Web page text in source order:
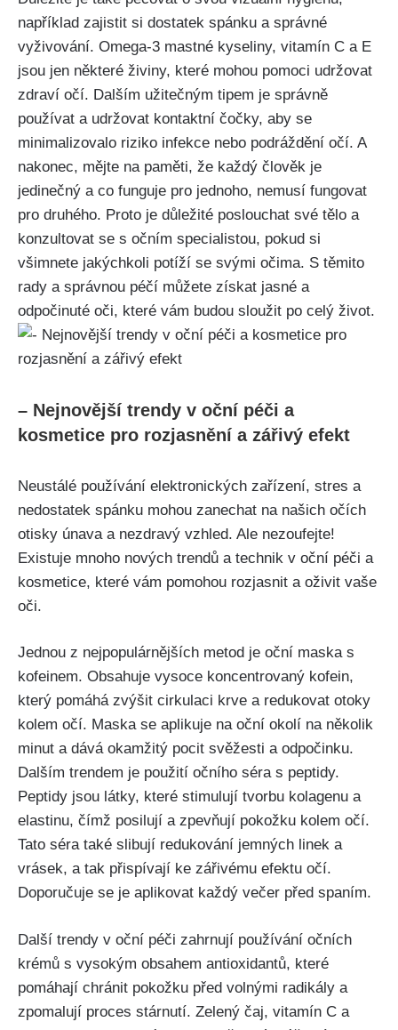
například zajistit si dostatek spánku a správné
vyživování. Omega-3 mastné kyseliny, vitamín C a E
jsou ‍jen‍ některé ⁣živiny, které mohou pomoci ​udržovat
zdraví očí. Dalším užitečným tipem je ‌správně
používat a udržovat kontaktní čočky,⁣ aby se
minimalizovalo ‌riziko infekce nebo podráždění ‍očí. A
nakonec, mějte na⁣ paměti, že každý člověk je
jedinečný a co funguje pro jednoho, nemusí fungovat
pro druhého. Proto je důležité poslouchat své tělo a
konzultovat ​se s očním⁤ specialistou, pokud si
všimnete jakýchkoli potíží ⁤se svými očima. S těmito
⁣rady a správnou péčí ‌můžete získat‌ jasné a
odpočinuté oči, které vám budou sloužit po celý život.
– Nejnovější trendy‍ v​ oční péči a
kosmetice pro ⁢rozjasnění a zářivý efekt
Neustálé používání elektronických zařízení, stres a
nedostatek spánku mohou zanechat na našich očích
otisky únava a nezdravý vzhled. Ale nezoufejte!
Existuje mnoho ⁣nových‌ trendů a​ technik v ‌oční péči a
kosmetice, které vám ⁤pomohou rozjasnit a oživit vaše
oči.
Jednou z nejpopulárnějších metod je oční maska s
kofeinem. Obsahuje vysoce koncentrovaný kofein,
který pomáhá zvýšit cirkulaci⁣ krve a redukovat otoky
kolem očí. Maska se aplikuje ​na ‍oční ​okolí na několik
minut a dává okamžitý pocit svěžesti ⁢a​ odpočinku.
Dalším trendem ⁤je použití očního séra s peptidy.
Peptidy jsou látky, které stimulují tvorbu kolagenu a
elastinu, čímž posilují a zpevňují pokožku kolem⁢ očí.
Tato séra také slibují redukování jemných linek ⁣a
vrásek, a tak⁢ přispívají ke zářivému efektu očí.
Doporučuje se je‍ aplikovat každý večer před spaním. ⁢
Další trendy v oční péči zahrnují používání očních
krémů s vysokým obsahem antioxidantů, které⁤
pomáhají chránit pokožku před volnými radikály​ a
zpomalují proces stárnutí.​ Zelený čaj, vitamín ⁤C a